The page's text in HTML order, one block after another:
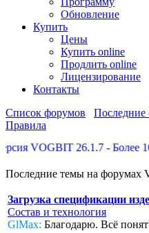
Обновление
Купить
Цены
Купить online
Продлить online
Лицензирование
Контакты
Список форумов Последние
Правила
VOGBIT 26.1.7 - Более 10
Последние темы на форумах
Загрузка спецификации
Состав и технология
GlMax: Благодарю. Всё